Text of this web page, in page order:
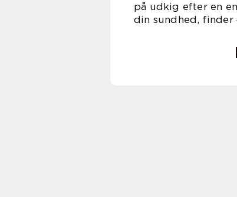
på udkig efter en
din sundhed, finder